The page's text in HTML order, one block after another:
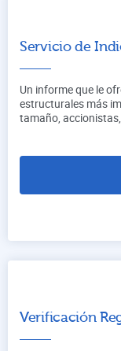
Servicio de
Un informe que le
estructurales más
tamaño,
Verificación